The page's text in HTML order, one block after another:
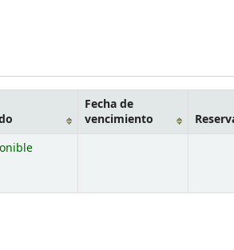
Fecha de
vencimiento